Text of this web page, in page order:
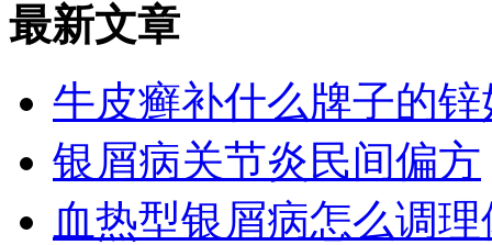
最新文章
牛皮癣补什么牌子的锌
银屑病关节炎民间偏方
血热型银屑病怎么调